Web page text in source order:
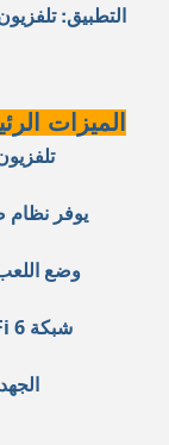
التطبيق:
الميزات
وضع